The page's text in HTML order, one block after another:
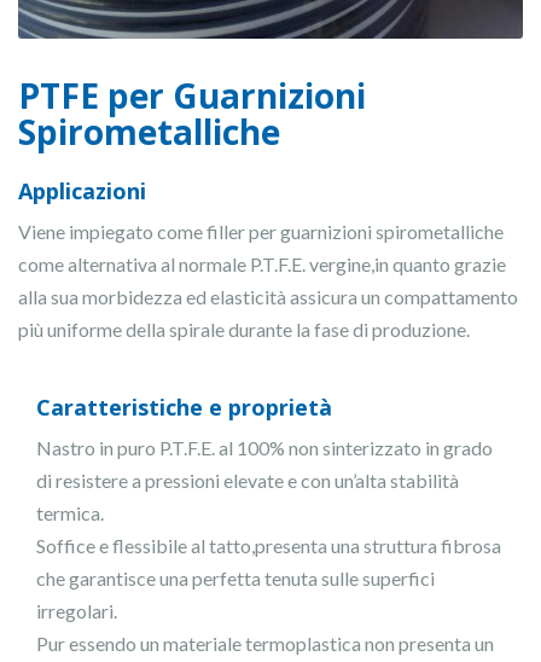
PTFE per Guarnizioni
Spirometalliche
Applicazioni
Viene impiegato come filler per guarnizioni spirometalliche
come alternativa al normale P.T.F.E. vergine,in quanto grazie
alla sua morbidezza ed elasticità assicura un compattamento
più uniforme della spirale durante la fase di produzione.
Caratteristiche e proprietà
Nastro in puro P.T.F.E. al 100% non sinterizzato in grado
di resistere a pressioni elevate e con un’alta stabilità
termica.
Soffice e flessibile al tatto,presenta una struttura fibrosa
che garantisce una perfetta tenuta sulle superfici
irregolari.
Pur essendo un materiale termoplastica non presenta un